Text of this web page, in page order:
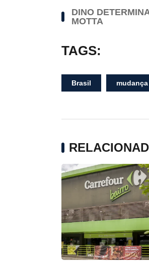
DINO
MOTTA
TAGS:
Brasil mudança